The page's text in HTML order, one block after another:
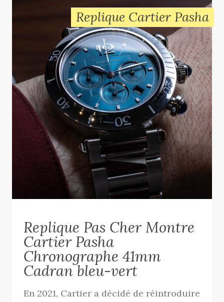
Replique Cartier Pasha
Replique Pas Cher Montre
Cartier Pasha
Chronographe 41mm
Cadran bleu-vert
En 2021, Cartier a décidé de réintroduire